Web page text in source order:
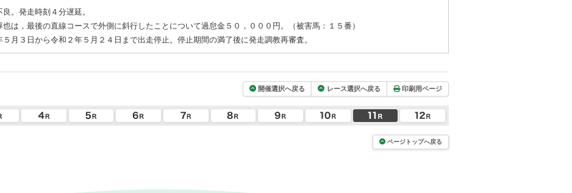
。発走時刻４分遅延。
は，最後の直線コースで外側に斜行したことについて過怠金５０，０００円。（被害馬：１５番）
月３日から令和２年５月２４日まで出走停止。停止期間の満了後に発走調教再審査。
開催選択へ戻る レース選択へ戻る 印刷用ページ
ページトップへ戻る